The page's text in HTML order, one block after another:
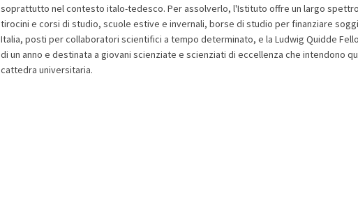
soprattutto nel contesto italo-tedesco. Per assolverlo, l'Istituto offre un largo
tirocini e corsi di studio, scuole estive e invernali, borse di studio per finanziare
Italia, posti per collaboratori scientifici a tempo determinato, e la Ludwig Quidde
di un anno e destinata a giovani scienziate e scienziati di eccellenza che intendono
cattedra universitaria.